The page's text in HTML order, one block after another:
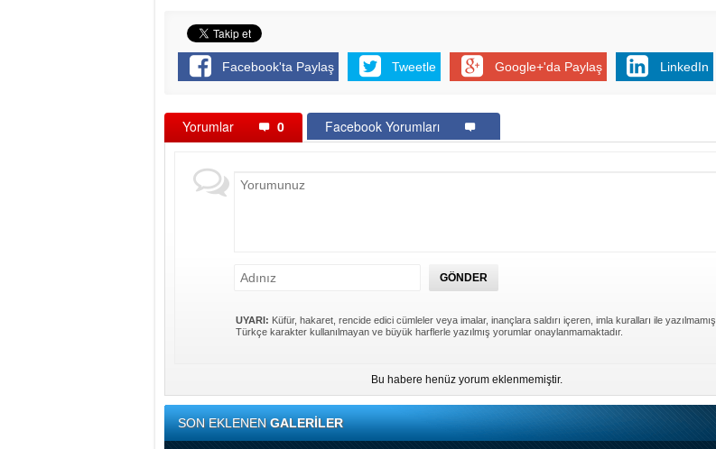
Facebook'ta Paylaş Tweetle Google+'da Paylaş LinkedIn
Yorumlar 0 Facebook Yorumları
UYARI: Küfür, hakaret, rencide edici cümleler veya imalar, inançlara saldırı içeren, imla kuralları ile yazılmamış,
Türkçe karakter kullanılmayan ve büyük harflerle yazılmış yorumlar onaylanmamaktadır.
Bu habere henüz yorum eklenmemiştir.
SON EKLENENGALERİLER